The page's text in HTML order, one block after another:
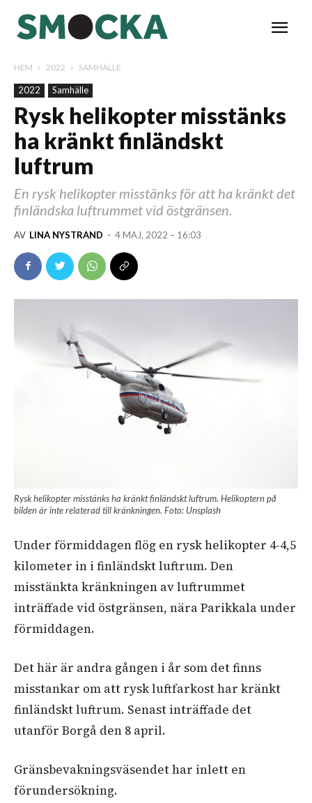
HEM 2022 SAMHÄLLE
2022 Samhälle
Rysk helikopter misstänks
ha kränkt finländskt
luftrum
En rysk helikopter misstänks för att ha kränkt det
finländska luftrummet vid östgränsen.
AV LINA NYSTRAND - 4 MAJ, 2022 – 16:03
Rysk helikopter misstänks ha kränkt finländskt luftrum. Helikoptern på
bilden är inte relaterad till kränkningen. Foto: Unsplash
Under förmiddagen flög en rysk helikopter 4-4,5
kilometer in i finländskt luftrum. Den
misstänkta kränkningen av luftrummet
inträffade vid östgränsen, nära Parikkala under
förmiddagen.
Det här är andra gången i år som det finns
misstankar om att rysk luftfarkost har kränkt
finländskt luftrum. Senast inträffade det
utanför Borgå den 8 april.
Gränsbevakningsväsendet har inlett en
förundersökning.